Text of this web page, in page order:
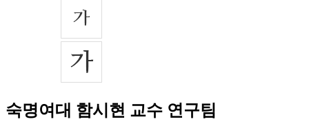
숙명여대 함시현 교수 연구팀